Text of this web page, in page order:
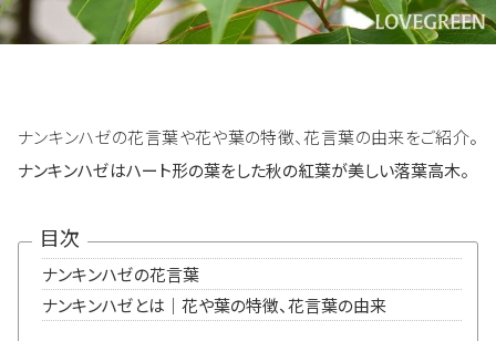
ナンキンハゼの花言葉や花や葉の特徴、花言葉の由来をご紹介。
ナンキンハゼはハート形の葉をした秋の紅葉が美しい落葉高木。
目次
ナンキンハゼの花言葉
ナンキンハゼとは｜花や葉の特徴、花言葉の由来